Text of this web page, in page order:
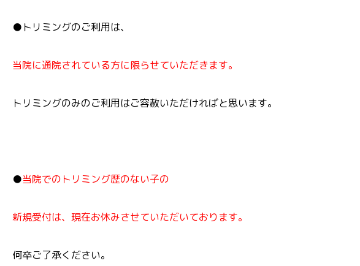
● トリミングのご利用は、
当院に通院されている方に限らせていただきます。
トリミングのみのご利用はご容赦いただければと思います。
●当院でのトリミング歴のない子の
新規受付は、現在お休みさせていただいております。
何卒ご了承ください。